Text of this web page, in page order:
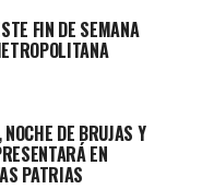
FIN DE SEMANA
DE BRUJAS Y
EN
PATRIAS